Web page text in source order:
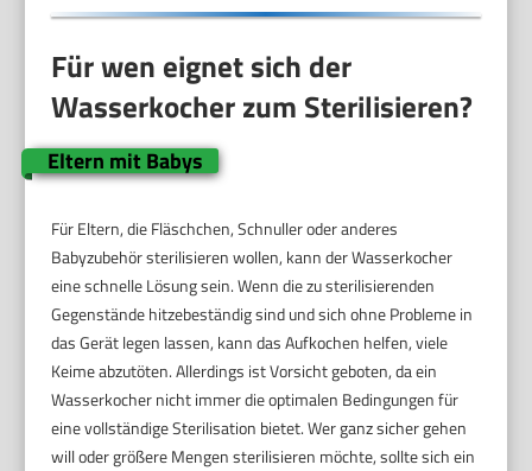
Für wen eignet sich der
Wasserkocher zum Sterilisieren?
Eltern mit Babys
Für Eltern, die Fläschchen, Schnuller oder anderes
Babyzubehör sterilisieren wollen, kann der Wasserkocher
eine schnelle Lösung sein. Wenn die zu sterilisierenden
Gegenstände hitzebeständig sind und sich ohne Probleme in
das Gerät legen lassen, kann das Aufkochen helfen, viele
Keime abzutöten. Allerdings ist Vorsicht geboten, da ein
Wasserkocher nicht immer die optimalen Bedingungen für
eine vollständige Sterilisation bietet. Wer ganz sicher gehen
will oder größere Mengen sterilisieren möchte, sollte sich ein